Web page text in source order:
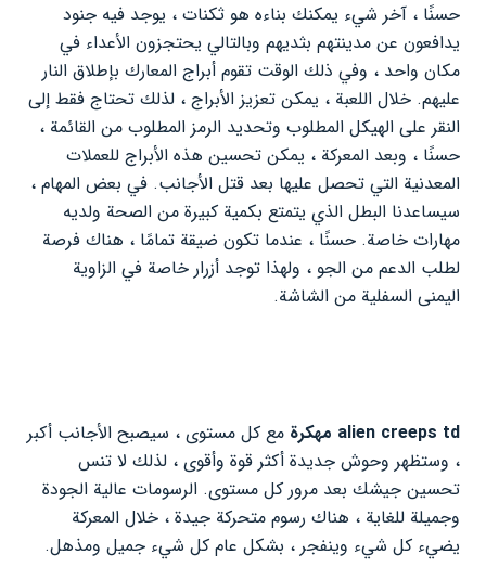
حسنًا ، آخر شيء يمكنك بناءه هو ثكنات ، يوجد فيه جنود
يدافعون عن مدينتهم بثديهم وبالتالي يحتجزون الأعداء في
مكان واحد ، وفي ذلك الوقت تقوم أبراج المعارك بإطلاق النار
عليهم. خلال اللعبة ، يمكن تعزيز الأبراج ، لذلك تحتاج فقط إلى
النقر على الهيكل المطلوب وتحديد الرمز المطلوب من القائمة ،
حسنًا ، وبعد المعركة ، يمكن تحسين هذه الأبراج للعملات
المعدنية التي تحصل عليها بعد قتل الأجانب. في بعض المهام ،
سيساعدنا البطل الذي يتمتع بكمية كبيرة من الصحة ولديه
مهارات خاصة. حسنًا ، عندما تكون ضيقة تمامًا ، هناك فرصة
لطلب الدعم من الجو ، ولهذا توجد أزرار خاصة في الزاوية
اليمنى السفلية من الشاشة.
alien creeps td مهكرة
مع كل مستوى ، سيصبح الأجانب أكبر
، وستظهر وحوش جديدة أكثر قوة وأقوى ، لذلك لا تنس
تحسين جيشك بعد مرور كل مستوى. الرسومات عالية الجودة
وجميلة للغاية ، هناك رسوم متحركة جيدة ، خلال المعركة
يضيء كل شيء وينفجر ، بشكل عام كل شيء جميل ومذهل.